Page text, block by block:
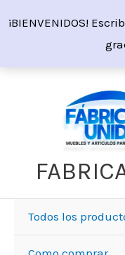
¡BIENVENIDOS!
Todos los